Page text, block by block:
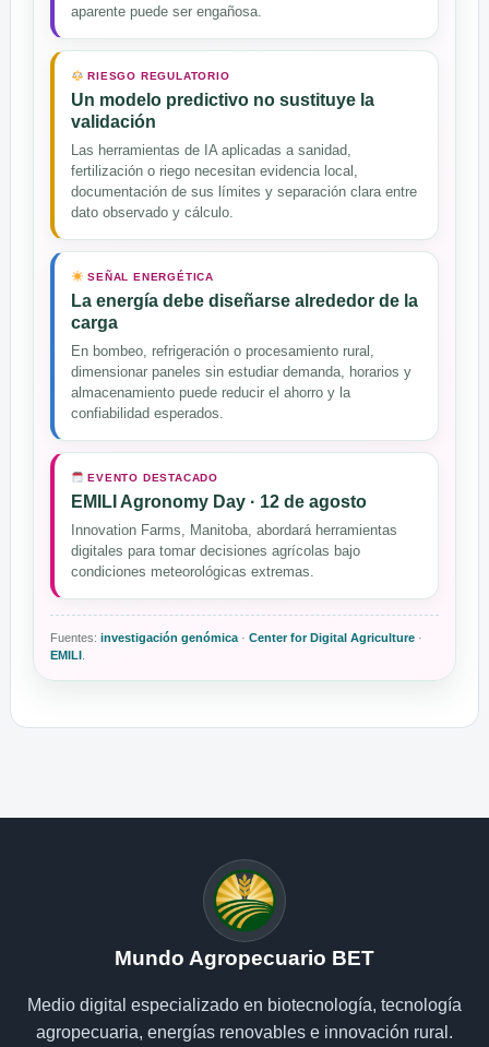
aparente puede ser engañosa.
RIESGO REGULATORIO
Un modelo predictivo no sustituye la
validación
Las herramientas de IA aplicadas a sanidad,
fertilización o riego necesitan evidencia local,
documentación de sus límites y separación clara entre
dato observado y cálculo.
SEÑAL ENERGÉTICA
La energía debe diseñarse alrededor de la
carga
En bombeo, refrigeración o procesamiento rural,
dimensionar paneles sin estudiar demanda, horarios y
almacenamiento puede reducir el ahorro y la
confiabilidad esperados.
EVENTO DESTACADO
EMILI Agronomy Day · 12 de agosto
Innovation Farms, Manitoba, abordará herramientas
digitales para tomar decisiones agrícolas bajo
condiciones meteorológicas extremas.
Fuentes: investigación genómica · Center for Digital Agriculture ·
EMILI
Mundo Agropecuario BET
Medio digital especializado en biotecnología, tecnología
agropecuaria, energías renovables e innovación rural.